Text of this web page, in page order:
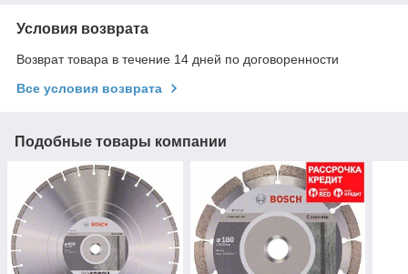
Условия возврата
Возврат товара в течение 14 дней по договоренности
Все условия возврата
Подобные товары компании